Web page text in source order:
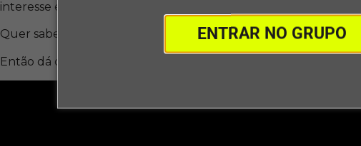
ENTRAR NO GRUPO
interesse em se tornar sua aluna ou aluno.
Quer saber mais?
Então dá o play!